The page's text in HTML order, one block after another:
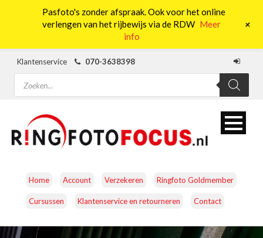
Klantenservice
070-3638398
Producten
zoeken
Home Account Verzekeren Ringfoto Goldmember
Cursussen Klantenservice en retourneren Contact
Pasfoto's zonder afspraak. Ook voor het online
verlengen van het rijbewijs via de RDW Meer
info
+